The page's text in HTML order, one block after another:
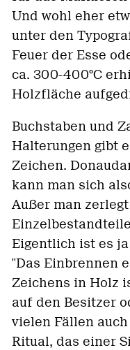
Und wohl eher
unter den
Feuer der Esse
ca. 300-400°C
Holzfläche
Buchstaben und
Halterungen gibt
Zeichen.
kann man sich
Außer man
Eigentlich ist es
"Das Einbrennen
Zeichens in Holz
auf den Besitzer
vielen Fällen
Ritual, das einer